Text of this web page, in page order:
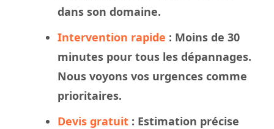
dans son domaine.
Intervention rapide : Moins de 30
minutes pour tous les dépannages.
Nous voyons vos urgences comme
prioritaires.
Devis gratuit : Estimation précise